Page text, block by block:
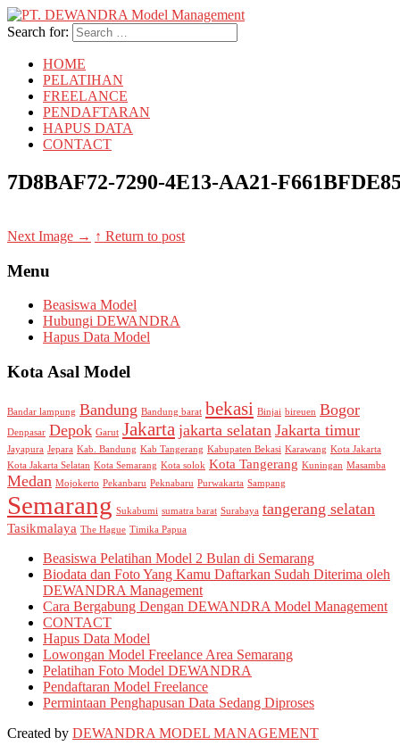
Search for:
HOME
PELATIHAN
FREELANCE
PENDAFTARAN
HAPUS DATA
CONTACT
7D8BAF72-7290-4E13-AA21-
Next Image → ↑ Return to post
Menu
Beasiswa Model
Hubungi DEWANDRA
Hapus Data Model
Kota Asal Model
Bandar lampung Bandung Bandung barat bekasi Binjai bireuen Bogor
Denpasar Depok Garut Jakarta jakarta selatan Jakarta timur
Jayapura Jepara Kab. Bandung Kab Tangerang Kabupaten Bekasi Karawang Kota Jakarta
Kota Jakarta Selatan Kota Semarang Kota solok Kota Tangerang Kuningan Masamba
Medan Mojokerto Pekanbaru Peknabaru Purwakarta Sampang
Semarang Sukabumi sumatra barat Surabaya tangerang selatan
Tasikmalaya The Hague Timika Papua
Beasiswa Pelatihan Model 2 Bulan di Semarang
Biodata dan Foto Yang Kamu Daftarkan Sudah Diterima oleh
DEWANDRA Management
Cara Bergabung Dengan DEWANDRA Model Management
CONTACT
Hapus Data Model
Lowongan Model Freelance Area Semarang
Pelatihan Foto Model DEWANDRA
Pendaftaran Model Freelance
Permintaan Penghapusan Data Sedang Diproses
Created by DEWANDRA MODEL MANAGEMENT